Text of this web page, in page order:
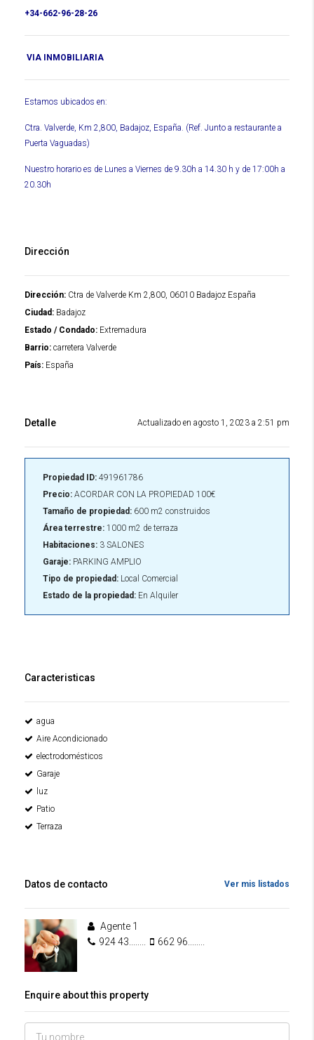
+34-662-96-28-26
VIA INMOBILIARIA
Estamos ubicados en:
Ctra. Valverde, Km 2,800, Badajoz, España. (Ref. Junto a restaurante a
Puerta Vaguadas)
Nuestro horario es de Lunes a Viernes de 9.30h a 14.30 h y de 17:00h a
20.30h
Dirección
Dirección: Ctra de Valverde Km 2,800, 06010 Badajoz España
Ciudad: Badajoz
Estado / Condado: Extremadura
Barrio: carretera Valverde
País: España
Detalle Actualizado en agosto 1, 2023 a 2:51 pm
Propiedad ID: 491961786
Precio: ACORDAR CON LA PROPIEDAD 100€
Tamaño de propiedad: 600 m2 construidos
Área terrestre: 1000 m2 de terraza
Habitaciones: 3 SALONES
Garaje: PARKING AMPLIO
Tipo de propiedad: Local Comercial
Estado de la propiedad: En Alquiler
Caracteristicas
agua
Aire Acondicionado
electrodomésticos
Garaje
luz
Patio
Terraza
Datos de contacto Ver mis listados
Agente 1
924 43........
662 96........
Enquire about this property